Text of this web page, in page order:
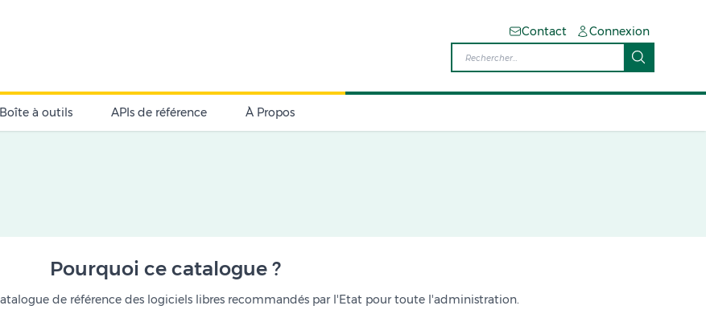
Contact Connexion
Boîte à outils APIs de référence À Propos
Pourquoi ce catalogue ?
de référence des logiciels libres recommandés par l'Etat pour toute l'administration.